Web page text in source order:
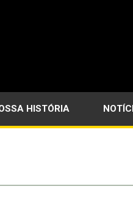
HISTÓRIA